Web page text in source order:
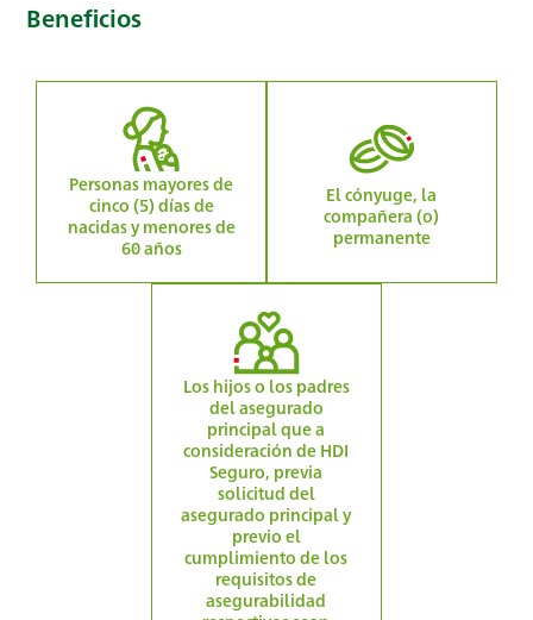
Beneficios
Personas mayores de
cinco (5) días de
nacidas y menores de
60 años
El cónyuge, la
compañera (o)
permanente
Los hijos o los padres
del asegurado
principal que a
consideración de HDI
Seguro, previa
solicitud del
asegurado principal y
previo el
cumplimiento de los
requisitos de
asegurabilidad